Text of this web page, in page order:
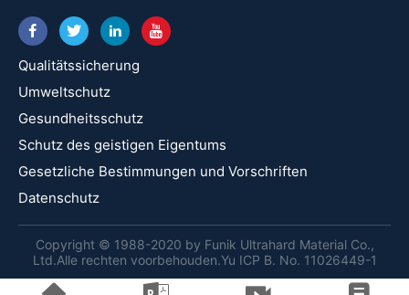
Qualitätssicherung
Umweltschutz
Gesundheitsschutz
Schutz des geistigen Eigentums
Gesetzliche Bestimmungen und Vorschriften
Datenschutz
Copyright © 1988-2020 by Funik Ultrahard Material Co.,
Ltd.Alle rechten voorbehouden.Yu ICP B. No. 11026449-1